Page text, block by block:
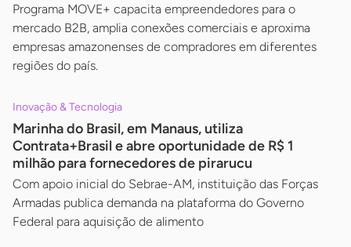
Programa MOVE+ capacita empreendedores para o
mercado B2B, amplia conexões comerciais e aproxima
empresas amazonenses de compradores em diferentes
regiões do país.
Inovação & Tecnologia
Marinha do Brasil, em Manaus, utiliza
Contrata+Brasil e abre oportunidade de R$ 1
milhão para fornecedores de pirarucu
Com apoio inicial do Sebrae-AM, instituição das Forças
Armadas publica demanda na plataforma do Governo
Federal para aquisição de alimento